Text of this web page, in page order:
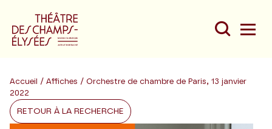
Du
Accueil / Affiches / Orchestre de chambre de Paris, 13 janvier
2022
RETOUR À LA RECHERCHE